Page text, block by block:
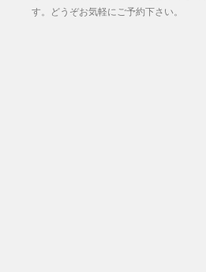
す。どうぞお気軽にご予約下さい。